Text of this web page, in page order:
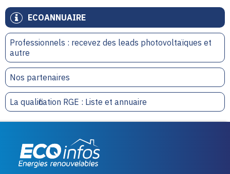
ECOANNUAIRE
Professionnels : recevez des leads photovoltaïques et
autre
Nos partenaires
La qualification RGE : Liste et annuaire